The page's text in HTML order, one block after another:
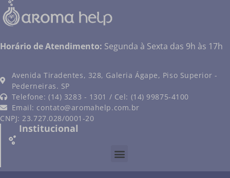
Horário de Atendimento: Segunda à Sexta das 9h às 17h
Avenida Tiradentes, 328, Galeria Ágape, Piso Superior -
Pederneiras. SP
Telefone: (14) 3283 - 1301 / Cel: (14) 99875-4100
Email: contato@aromahelp.com.br
CNPJ: 23.727.028/0001-20
Institucional